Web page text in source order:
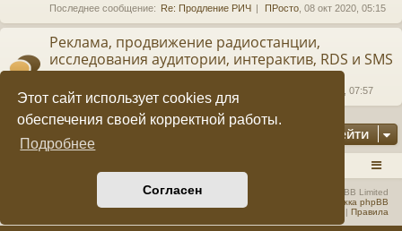
Этот сайт использует cookies для
обеспечения своей корректной работы.
Подробнее
Согласен
ан
ие
"
Q
S
U
Последнее сообщение: Re: Продление РИЧ ПРосто , 08 окт 2020, 05:15
Реклама, продвижение радиостанции,
исследования аудитории, интерактив, RDS и SMS
Последнее сообщение:
Re: Запись погоды , 16 дек 2024, 07:57
Перейти
Создано на основе
® Forum Software © phpBB Limited
Русская поддержка phpBB
| Правила